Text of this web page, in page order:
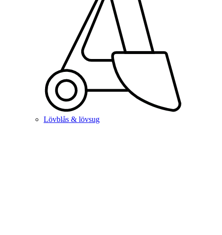
Lövblås & lövsug